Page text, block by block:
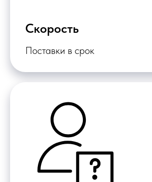
Скорость
Поставки в срок